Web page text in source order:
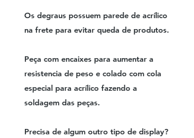
Os degraus possuem parede de acrílico
na frete para evitar queda de produtos.
Peça com encaixes para aumentar a
resistencia de peso e colado com cola
especial para acrílico fazendo a
soldagem das peças.
Precisa de algum outro tipo de display?